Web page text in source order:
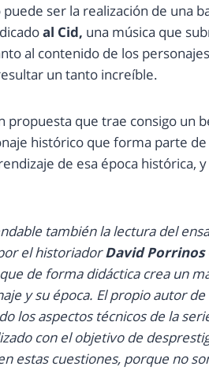
ser la realización de una
al Cid, una música que
al contenido de los
un tanto increíble.
propuesta que trae consigo un
histórico que forma parte
de esa época histórica,
también la lectura del
el historiadorDavid Porrinos
de forma didáctica crea un
y su época. El propio autor de
los aspectos técnicos de la
con el objetivo de
estas cuestiones, porque no